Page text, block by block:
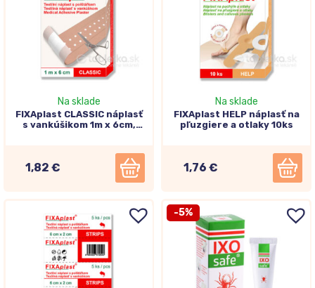
Na sklade
FIXAplast CLASSIC náplasť
s vankúšikom 1m x 6cm,
1,82 €
Na sklade
FIXAplast HELP náplasť na
pľuzgiere a otlaky 10ks
1,76 €
-5%